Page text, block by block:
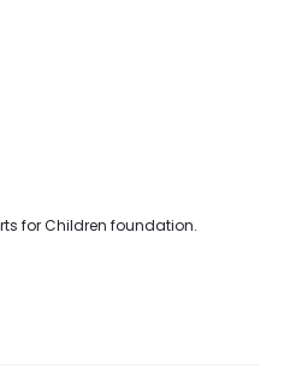
for Children foundation.